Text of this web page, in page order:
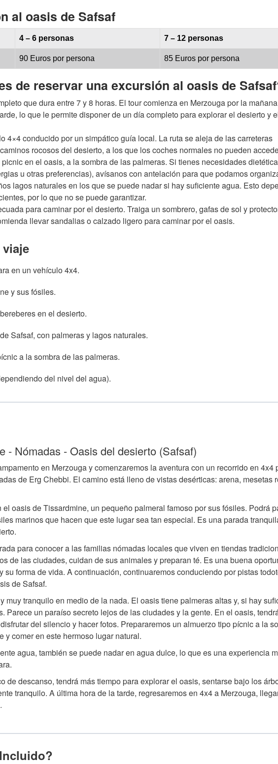
al oasis de Safsaf
4 – 6 personas 7 – 12 personas
90 Euros por persona 85 Euros por persona
de reservar una excursión al oasis de
que dura entre 7 y 8 horas. El tour comienza en Merzouga por la
lo que le permite disponer de un día completo para explorar el desierto y
4×4 conducido por un simpático guía local. La ruta se aleja de las carreteras
rocosos del desierto, a los que los coches normales no pueden
en el oasis, a la sombra de las palmeras. Si tienes necesidades
u otras preferencias), avísanos con antelación para que podamos
lagos naturales en los que se puede nadar si hay suficiente agua. Esto
por lo que no se puede garantizar.
para caminar por el desierto. Traiga un sombrero, gafas de sol y
llevar sandalias o calzado ligero para caminar por el oasis.
en un vehículo 4x4.
y sus fósiles.
en el desierto.
Safsaf, con palmeras y lagos naturales.
a la sombra de las palmeras.
del nivel del agua).
- Nómadas - Oasis del desierto (Safsaf)
en Merzouga y comenzaremos la aventura con un recorrido en 4x4
de Erg Chebbi. El camino está lleno de vistas desérticas: arena, mesetas
oasis de Tissardmine, un pequeño palmeral famoso por sus fósiles. Podrá
marinos que hacen que este lugar sea tan especial. Es una parada
para conocer a las familias nómadas locales que viven en tiendas
de las ciudades, cuidan de sus animales y preparan té. Es una buena
su forma de vida. A continuación, continuaremos conduciendo por pistas
de Safsaf.
muy tranquilo en medio de la nada. El oasis tiene palmeras altas y, si hay
Parece un paraíso secreto lejos de las ciudades y la gente. En el oasis,
del silencio y hacer fotos. Prepararemos un almuerzo tipo pícnic a la
y comer en este hermoso lugar natural.
agua, también se puede nadar en agua dulce, lo que es una experiencia
de descanso, tendrá más tiempo para explorar el oasis, sentarse bajo los
tranquilo. A última hora de la tarde, regresaremos en 4x4 a Merzouga,